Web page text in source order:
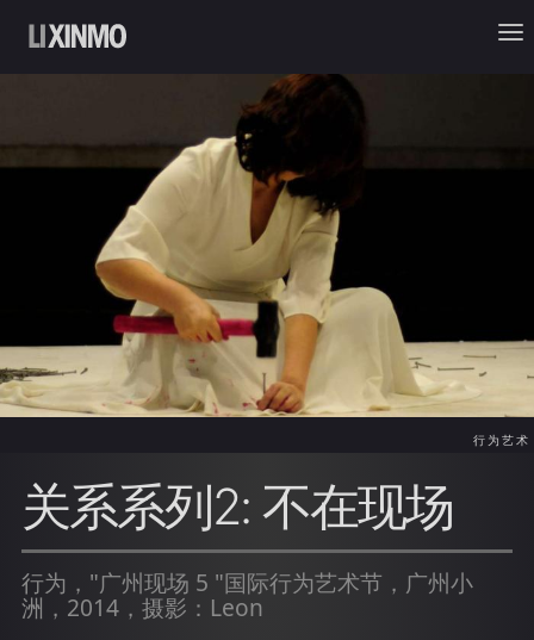
行为艺术
关系系列2: 不在现场
行为，"广州现场 5 "国际行为艺术节，广州小
洲，2014，摄影：Leon